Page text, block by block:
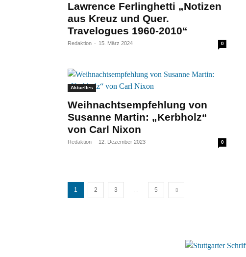
Lawrence Ferlinghetti „Notizen
aus Kreuz und Quer.
Travelogues 1960-2010“
Redaktion - 15. März 2024 0
Aktuelles
Weihnachtsempfehlung von
Susanne Martin: „Kerbholz“
von Carl Nixon
Redaktion - 12. Dezember 2023 0
1 2 3 ... 5